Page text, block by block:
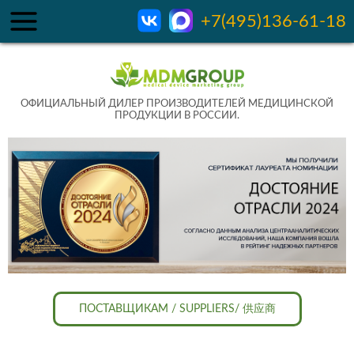
+7(495)136-61-18
ОФИЦИАЛЬНЫЙ ДИЛЕР ПРОИЗВОДИТЕЛЕЙ МЕДИЦИНСКОЙ
ПРОДУКЦИИ В РОССИИ.
ПОСТАВЩИКАМ / SUPPLIERS/ 供应商